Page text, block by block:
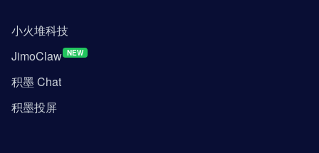
小火堆科技
JimoClaw NEW
积墨 Chat
积墨投屏